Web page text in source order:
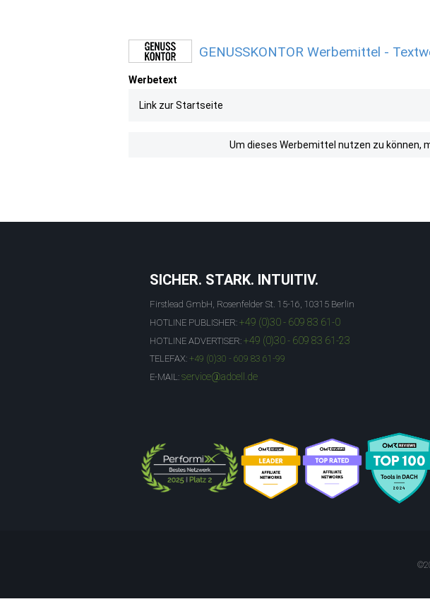
GENUSSKONTOR Werbemittel -
Werbetext
Link zur Startseite
Um dieses Werbemittel nutzen zu können,
SICHER. STARK. INTUITIV.
Firstlead GmbH, Rosenfelder St. 15-16, 10315 Berlin
HOTLINE PUBLISHER: +49 (0)30 - 609 83 61-0
HOTLINE ADVERTISER: +49 (0)30 - 609 83 61-23
TELEFAX: +49 (0)30 - 609 83 61-99
E-MAIL: service@adcell.de